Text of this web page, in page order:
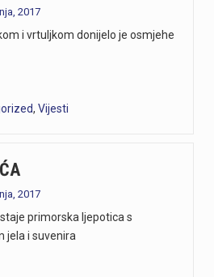
2017
i vrtuljkom donijelo je osmjehe
, Vijesti
2017
primorska ljepotica s
jela i suvenira